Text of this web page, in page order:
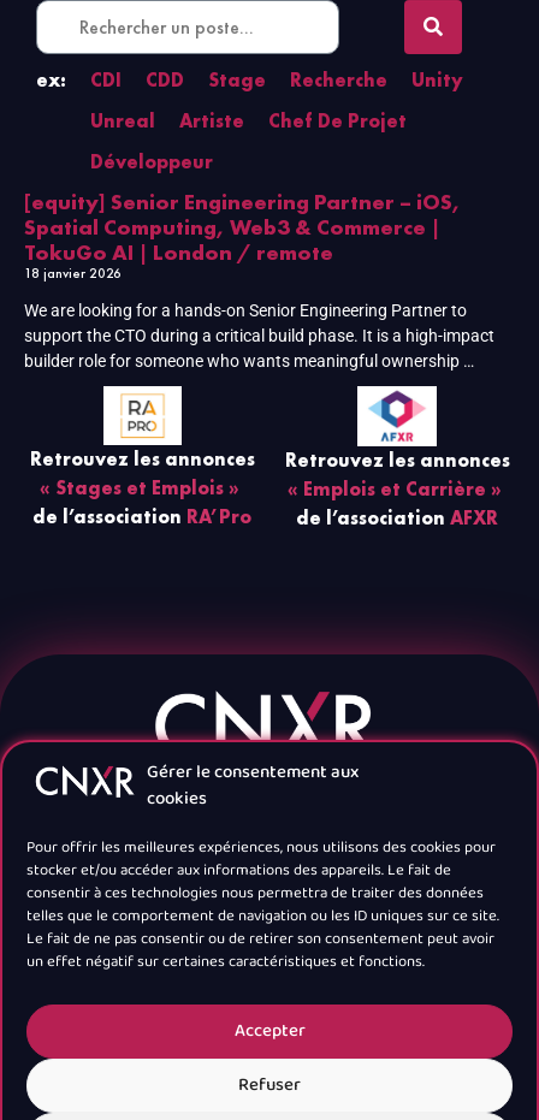
Gérer le consentement aux
cookies
Pour offrir les meilleures expériences, nous utilisons des cookies pour
stocker et/ou accéder aux informations des appareils. Le fait de
consentir à ces technologies nous permettra de traiter des données
telles que le comportement de navigation ou les ID uniques sur ce site.
Le fait de ne pas consentir ou de retirer son consentement peut avoir
un effet négatif sur certaines caractéristiques et fonctions.
Accepter
Refuser
ex: CDI CDD Stage Recherche
Unity
Unreal
Artiste
Chef De Projet
Développeur
[equity] Senior Engineering Partner – iOS,
Spatial Computing, Web3 & Commerce |
TokuGo AI | London / remote
18 janvier 2026
We are looking for a hands-on Senior Engineering Partner to
support the CTO during a critical build phase. It is a high-impact
builder role for someone who wants meaningful ownership …
Retrouvez les annonces
« Stages et Emplois »
de l’association RA’Pro
Retrouvez les annonces
« Emplois et Carrière »
de l’association AFXR
Navigation
Newsletter